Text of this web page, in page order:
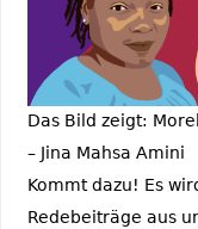
Das Bild zeigt:
– Jina Mahsa Amini
Kommt dazu! Es
Redebeiträge aus